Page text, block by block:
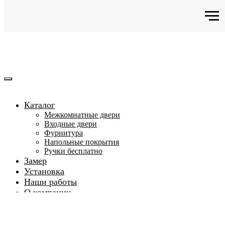
Каталог
Межкомнатные двери
Входные двери
Фурнитура
Напольные покрытия
Ручки бесплатно
Замер
Установка
Наши работы
О компании